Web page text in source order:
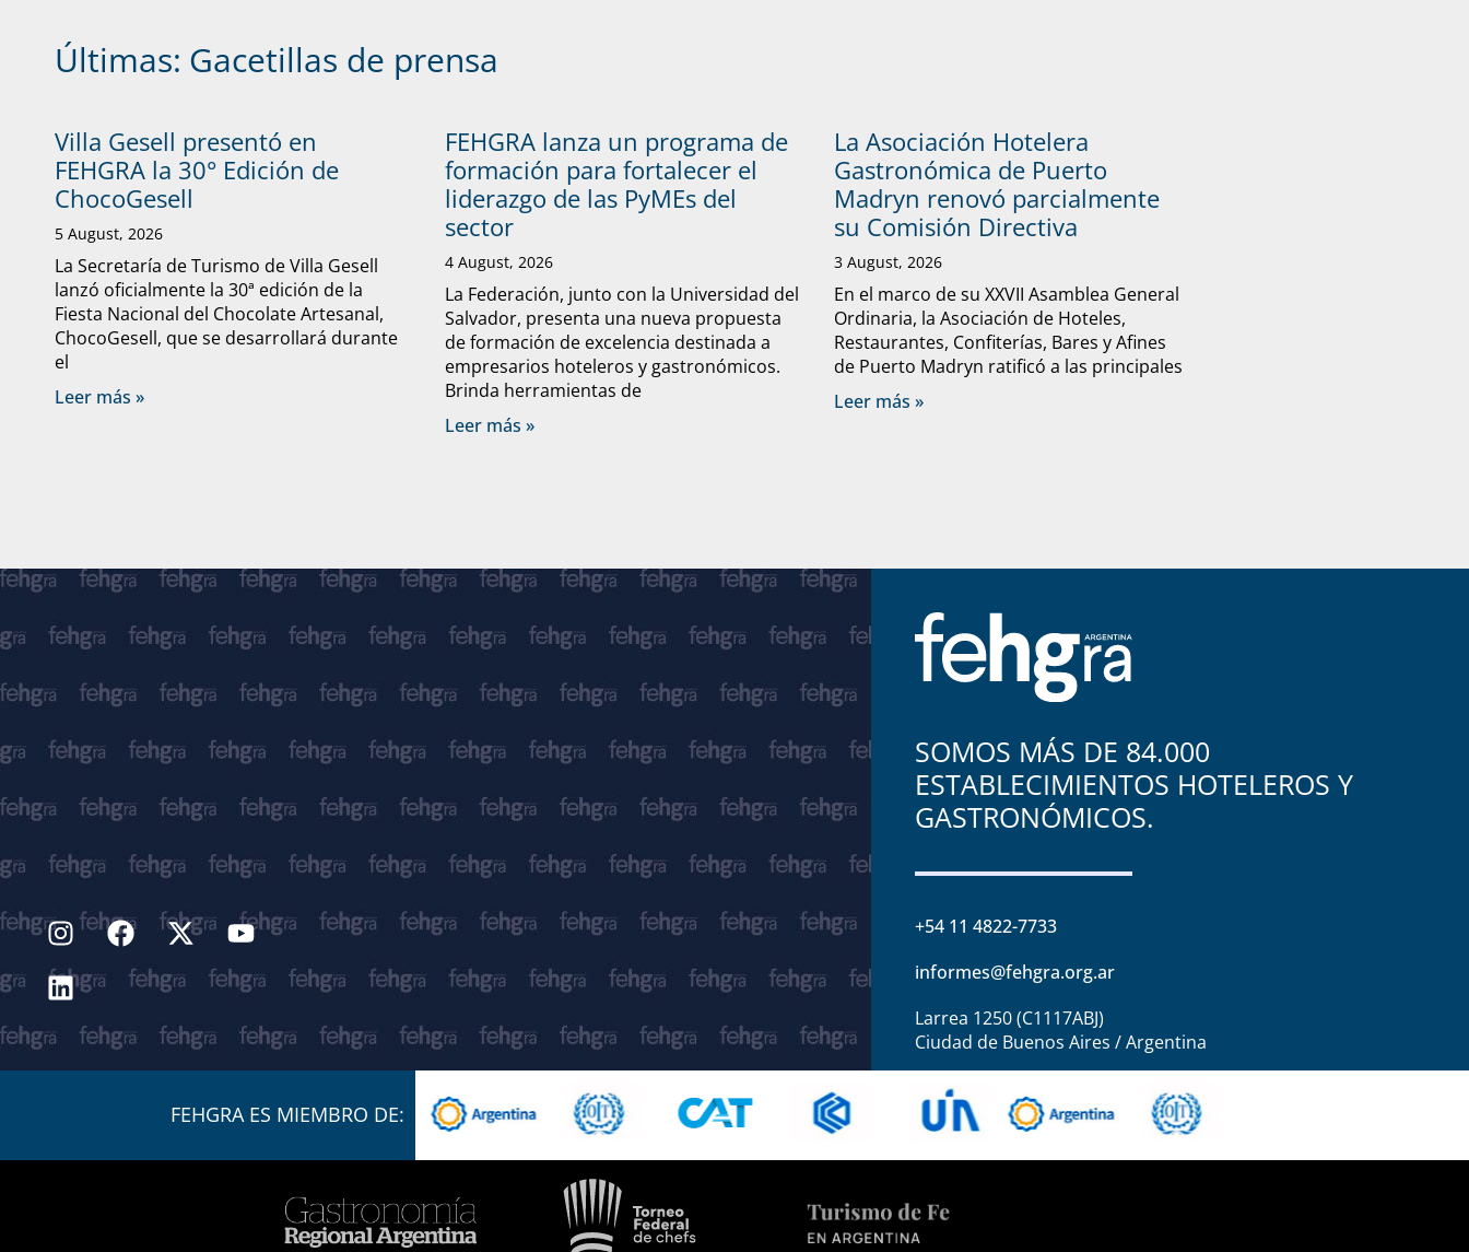
Últimas: Gacetillas de prensa
Villa Gesell presentó en
FEHGRA la 30° Edición de
ChocoGesell
5 August, 2026
La Secretaría de Turismo de Villa Gesell
lanzó oficialmente la 30ª edición de la
Fiesta Nacional del Chocolate Artesanal,
ChocoGesell, que se desarrollará durante
el
Leer más »
FEHGRA lanza un programa de
formación para fortalecer el
liderazgo de las PyMEs del
sector
4 August, 2026
La Federación, junto con la Universidad del
Salvador, presenta una nueva propuesta
de formación de excelencia destinada a
empresarios hoteleros y gastronómicos.
Brinda herramientas de
Leer más »
La Asociación Hotelera
Gastronómica de Puerto
Madryn renovó parcialmente
su Comisión Directiva
3 August, 2026
En el marco de su XXVII Asamblea General
Ordinaria, la Asociación de Hoteles,
Restaurantes, Confiterías, Bares y Afines
de Puerto Madryn ratificó a las principales
Leer más »
SOMOS MÁS DE 84.000
ESTABLECIMIENTOS HOTELEROS Y
GASTRONÓMICOS.
+54 11 4822-7733
informes@fehgra.org.ar
Larrea 1250 (C1117ABJ)
Ciudad de Buenos Aires / Argentina
FEHGRA ES MIEMBRO DE: